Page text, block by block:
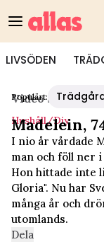
LIVSÖDEN
Populärt:
Video Start/
Hushåll/diy
Madelein,
I nio år vårdade
man och föll ner
Hon hittade inte
Gloria". Nu har
många år och
utomlands.
Dela